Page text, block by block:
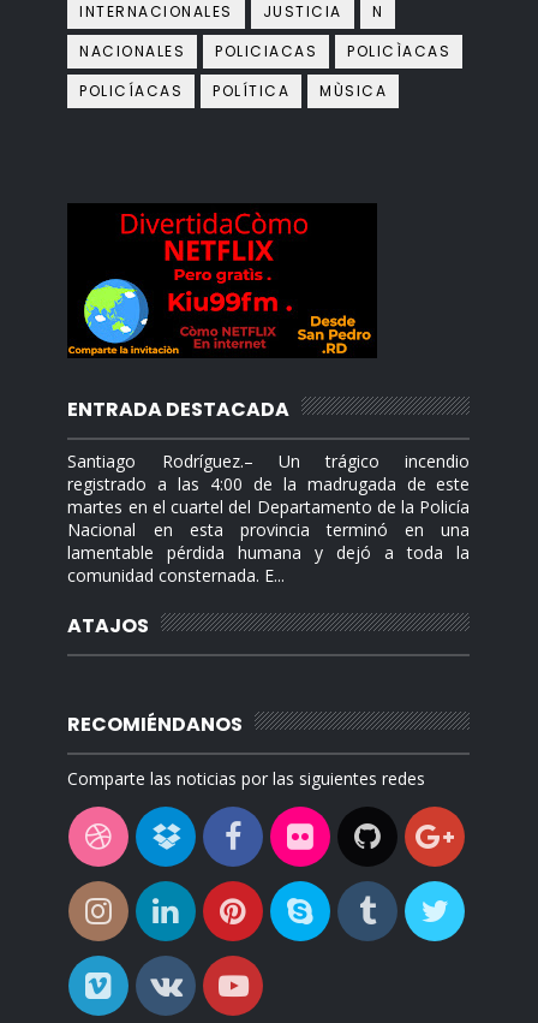
INTERNACIONALES
JUSTICIA
N
NACIONALES
POLICIACAS
POLICÌACAS
POLICÍACAS
POLÍTICA MÙSICA
ENTRADA DESTACADA
Santiago Rodríguez.– Un trágico incendio
registrado a las 4:00 de la madrugada de este
martes en el cuartel del Departamento de la Policía
Nacional en esta provincia terminó en una
lamentable pérdida humana y dejó a toda la
comunidad consternada. E...
ATAJOS
RECOMIÉNDANOS
Comparte las noticias por las siguientes redes